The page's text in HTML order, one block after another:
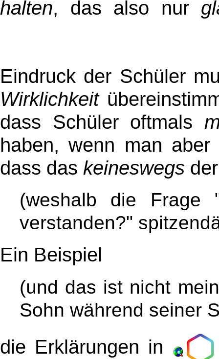
halten, das also nur
Eindruck der Schüler
Wirklichkeit
dass Schüler oftmals
haben, wenn man
dass das keineswegs
(weshalb die Frage
verstanden?"
Ein Beispiel
(und das ist nicht
Sohn während seiner
die Erklärungen in